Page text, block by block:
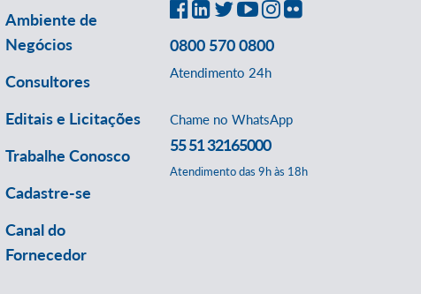
Ambiente de
Negócios
Consultores
Editais e Licitações
Trabalhe Conosco
Cadastre-se
Canal do
Fornecedor
0800 570 0800
Atendimento 24h
Chame no WhatsApp
55 51 32165000
Atendimento das 9h às 18h